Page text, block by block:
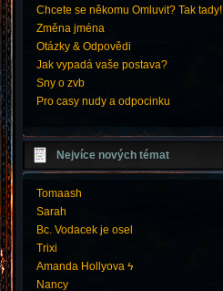
Chcete se někomu Omluvit? Tak tady!
Změna jména
Otázky & Odpovědi
Jak vypadá vaše postava?
Sny o zvb
Pro casy nudy a odpocinku
Nejvíce nových témat
Tomaash
Sarah
Bc. Vodacek je osel
Trixi
Amanda Hollyova ϟ
Nancy